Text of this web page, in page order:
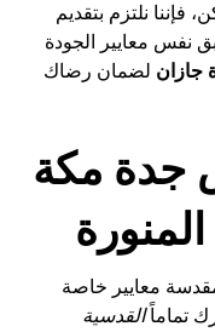
فإننا نلتزم بتقديم
نفس معايير الجودة
لضمان رضاك
جدة مكة
معايير خاصة
تماماًالقدسية